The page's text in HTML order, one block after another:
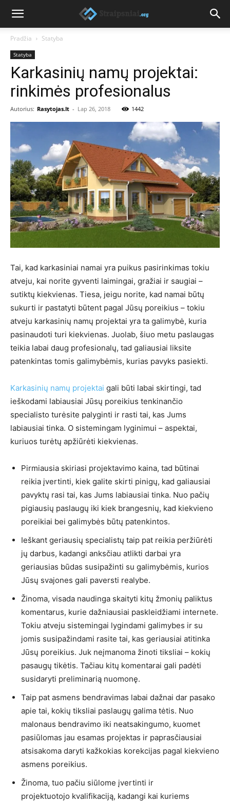
Pradžia Statyba
Statyba
Karkasinių namų projektai:
rinkimės profesionalus
Autorius: Rasytojas.lt - Lap 26, 2018 1442
Tai, kad karkasiniai namai yra puikus pasirinkimas tokiu
atveju, kai norite gyventi laimingai, gražiai ir saugiai –
sutiktų kiekvienas. Tiesa, jeigu norite, kad namai būtų
sukurti ir pastatyti būtent pagal Jūsų poreikius – tokiu
atveju karkasinių namų projektai yra ta galimybė, kuria
pasinaudoti turi kiekvienas. Juolab, šiuo metu paslaugas
teikia labai daug profesionalų, tad galiausiai liksite
patenkintas tomis galimybėmis, kurias pavyks pasiekti.
Karkasinių namų projektai gali būti labai skirtingi, tad
ieškodami labiausiai Jūsų poreikius tenkinančio
specialisto turėsite palyginti ir rasti tai, kas Jums
labiausiai tinka. O sistemingam lyginimui – aspektai,
kuriuos turėtų apžiūrėti kiekvienas.
Pirmiausia skiriasi projektavimo kaina, tad būtinai
reikia įvertinti, kiek galite skirti pinigų, kad galiausiai
pavyktų rasi tai, kas Jums labiausiai tinka. Nuo pačių
pigiausių paslaugų iki kiek brangesnių, kad kiekvieno
poreikiai bei galimybės būtų patenkintos.
Ieškant geriausių specialistų taip pat reikia peržiūrėti
jų darbus, kadangi anksčiau atlikti darbai yra
geriausias būdas susipažinti su galimybėmis, kurios
Jūsų svajones gali paversti realybe.
Žinoma, visada naudinga skaityti kitų žmonių paliktus
komentarus, kurie dažniausiai paskleidžiami internete.
Tokiu atveju sistemingai lygindami galimybes ir su
jomis susipažindami rasite tai, kas geriausiai atitinka
Jūsų poreikius. Juk neįmanoma žinoti tiksliai – kokių
pasaugų tikėtis. Tačiau kitų komentarai gali padėti
susidaryti preliminarią nuomonę.
Taip pat asmens bendravimas labai dažnai dar pasako
apie tai, kokių tiksliai paslaugų galima tėtis. Nuo
malonaus bendravimo iki neatsakingumo, kuomet
pasiūlomas jau esamas projektas ir paprasčiausiai
atsisakoma daryti kažkokias korekcijas pagal kiekvieno
asmens poreikius.
Žinoma, tuo pačiu siūlome įvertinti ir
projektuotojo kvalifikaciją, kadangi kai kuriems